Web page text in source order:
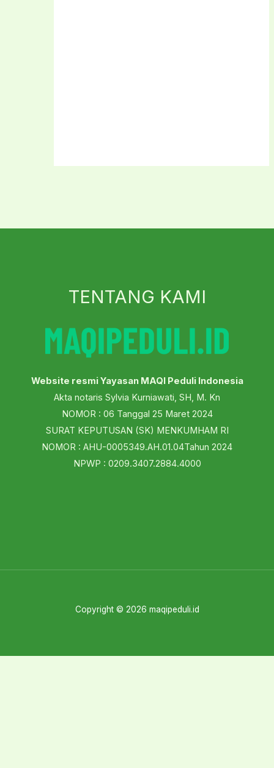
TENTANG KAMI
Website resmi Yayasan MAQI Peduli Indonesia
Akta notaris Sylvia Kurniawati, SH, M. Kn
NOMOR : 06 Tanggal 25 Maret 2024
SURAT KEPUTUSAN (SK) MENKUMHAM RI
NOMOR : AHU-0005349.AH.01.04Tahun 2024
NPWP : 0209.3407.2884.4000
Copyright © 2026 maqipeduli.id